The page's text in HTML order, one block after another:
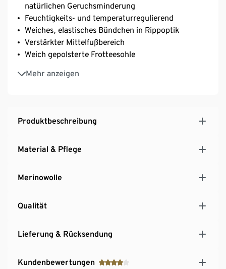
natürlichen Geruchsminderung
Feuchtigkeits- und temperaturregulierend
Weiches, elastisches Bündchen in Rippoptik
Verstärkter Mittelfußbereich
Weich gepolsterte Frotteesohle
Mehr anzeigen
Extraflache Zehennaht
Mit Elasthan: formbeständig, perfekter Sitz bei
Dieses Produkt beinhaltet 41% RWS-zertifizierte
Wolle, zertifiziert durch CU 809415
Produktbeschreibung
Material & Pflege
Merinowolle
Qualität
Lieferung & Rücksendung
Kundenbewertungen